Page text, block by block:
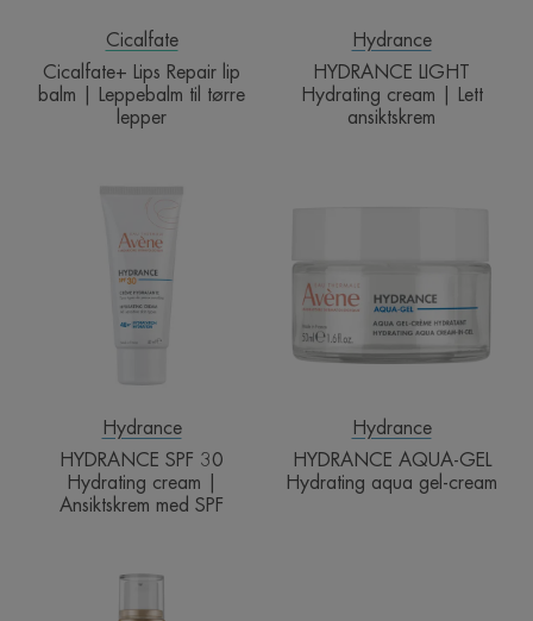
lepper
Cicalfate
Cicalfate+ Lips Repair lip
balm | Leppebalm til tørre
lepper
Hydrance
HYDRANCE LIGHT
Hydrating cream | Lett
ansiktskrem
30
cream
|
Ansiktskrem
Hydrance
HYDRANCE SPF 30
Hydrating cream |
Ansiktskrem med SPF
Hydrating
aqua
gel-
cream
Hydrance
HYDRANCE AQUA-GEL
Hydrating aqua gel-cream